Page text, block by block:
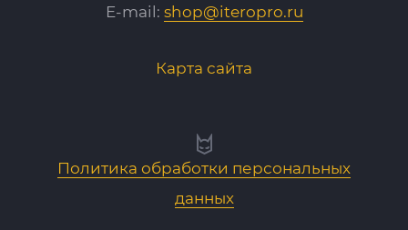
E-mail: shop@iteropro.ru
Карта сайта
Политика обработки персональных
данных